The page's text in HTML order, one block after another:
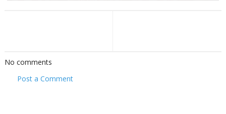
No comments
Post a Comment